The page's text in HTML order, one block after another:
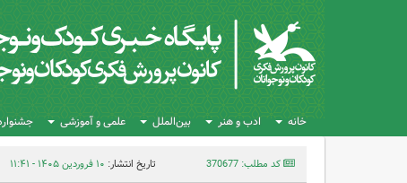
خانه ادب و هنر بین‌الملل علمی و آموزشی
کد مطلب: 370677 تاریخ انتشار: ۱۰ فروردین ۱۴۰۵ - ۱۱:۴۱